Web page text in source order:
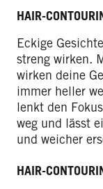
HAIR-
Eckige
streng wirken.
wirken deine
immer heller
lenkt den
weg und lässt
und weicher
HAIR-